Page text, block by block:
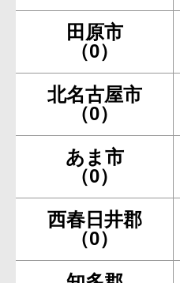
田原市
（0）
北名古屋市
（0）
あま市
（0）
西春日井郡
（0）